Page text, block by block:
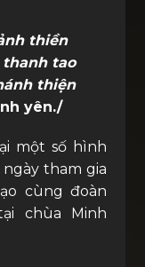
thiền
tao
thiện
yên./
một số hình
tham gia
cùng đoàn
chùa Minh